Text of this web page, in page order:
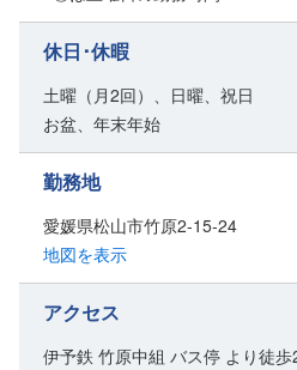
休日･休暇
土曜（月2回）、日曜、祝日
お盆、年末年始
勤務地
愛媛県松山市竹原2-15-24
地図を表示
アクセス
伊予鉄 竹原中組 バス停 より徒